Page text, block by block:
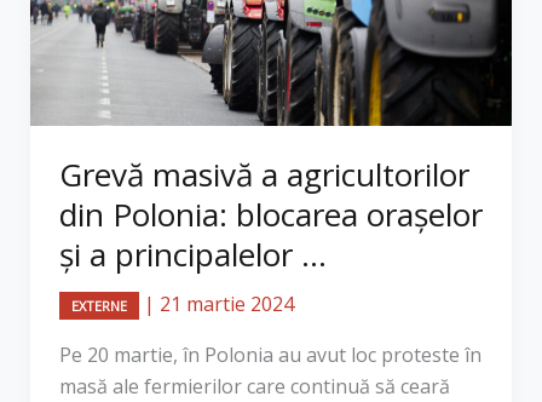
Grevă masivă a agricultorilor
din Polonia: blocarea orașelor
și a principalelor ...
EXTERNE | 21 martie 2024
Pe 20 martie, în Polonia au avut loc proteste în
masă ale fermierilor care continuă să ceară